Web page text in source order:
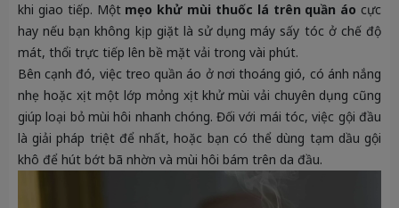
khi giao tiếp. Một mẹo khử mùi thuốc lá trên quần áo cực
hay nếu bạn không kịp giặt là sử dụng máy sấy tóc ở chế độ
mát, thổi trực tiếp lên bề mặt vải trong vài phút.
Bên cạnh đó, việc treo quần áo ở nơi thoáng gió, có ánh nắng
nhẹ hoặc xịt một lớp mỏng xịt khử mùi vải chuyên dụng cũng
giúp loại bỏ mùi hôi nhanh chóng. Đối với mái tóc, việc gội đầu
là giải pháp triệt để nhất, hoặc bạn có thể dùng tạm dầu gội
khô để hút bớt bã nhờn và mùi hôi bám trên da đầu.